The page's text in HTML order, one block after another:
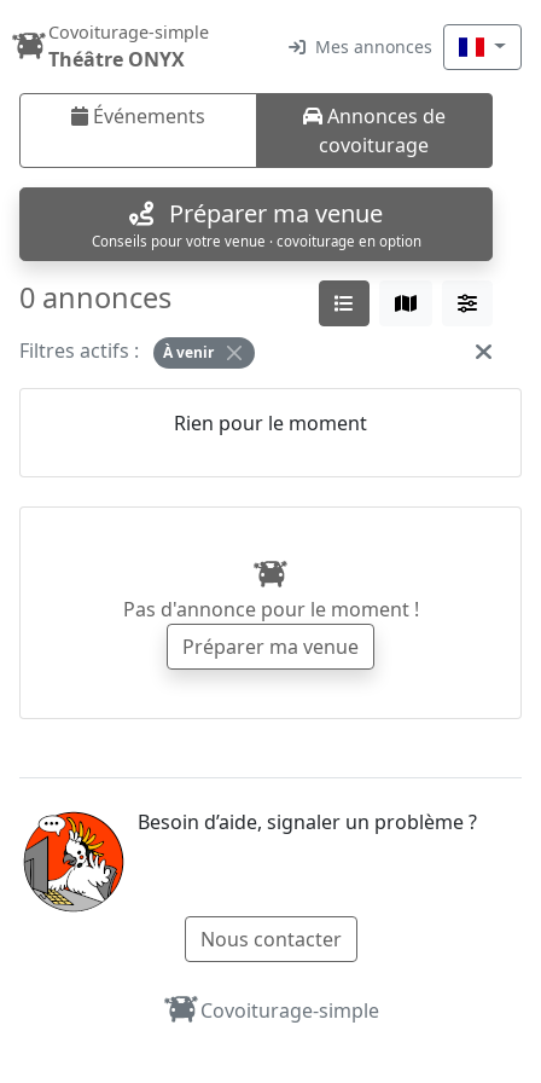
Covoiturage-simple
Théâtre ONYX Mes annonces
Événements
Annonces de
covoiturage
Préparer ma venue
Conseils pour votre venue · covoiturage en option
0 annonces
Filtres actifs : À venir
Rien pour le moment
Pas d'annonce pour le moment !
Préparer ma venue
Besoin d’aide, signaler un problème ?
Nous contacter
Covoiturage-simple